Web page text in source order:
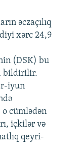
480p
360p
480p
720p
1080p
əczaçılıq
xərc 24,9
(DSK) bu
bildirilir.
iyun
cümlədən
içkilər və
qeyri-